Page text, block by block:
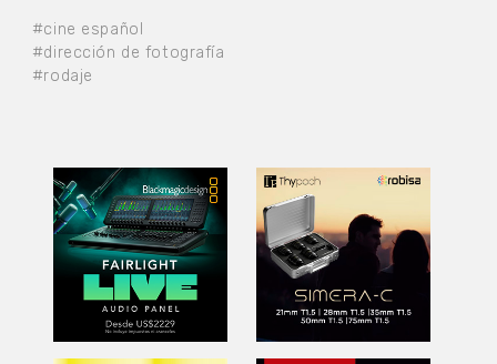
#cine español
#dirección de fotografía
#rodaje